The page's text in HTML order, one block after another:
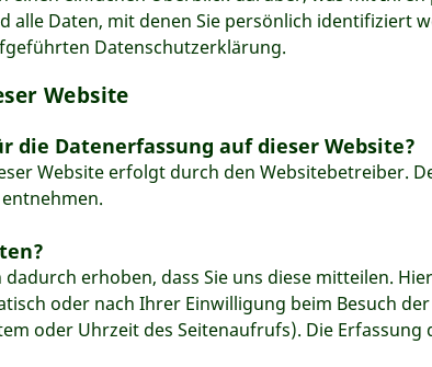
alle Daten, mit denen Sie persönlich
Datenschutzerklärung.
Website
Datenerfassung auf dieser Website?
Website erfolgt durch den Websitebetreiber.
erhoben, dass Sie uns diese mitteilen.
oder nach Ihrer Einwilligung beim Besuch
oder Uhrzeit des Seitenaufrufs). Die